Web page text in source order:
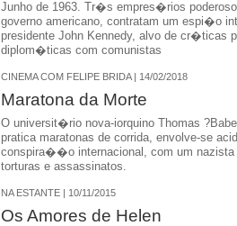
Junho de 1963. Tr�s empres�rios
governo americano, contratam um espi�o
presidente John Kennedy, alvo de cr�ticas
diplom�ticas com comunistas
CINEMA COM FELIPE BRIDA | 14/02/2018
Maratona da Morte
O universit�rio nova-iorquino Thomas
pratica maratonas de corrida, envolve-se
conspira��o internacional, com um nazista
torturas e assassinatos.
NA ESTANTE | 10/11/2015
Os Amores de Helen